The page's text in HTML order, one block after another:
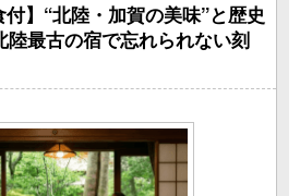
付】“北陸・加賀の美味”と歴史
陸最古の宿で忘れられない刻